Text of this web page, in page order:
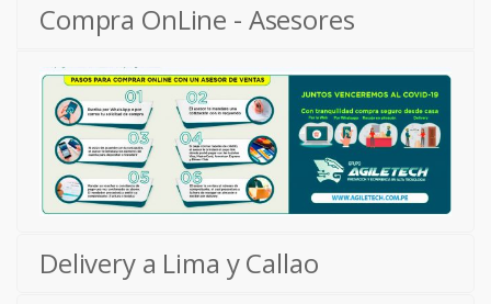
Compra OnLine - Asesores
Delivery a Lima y Callao